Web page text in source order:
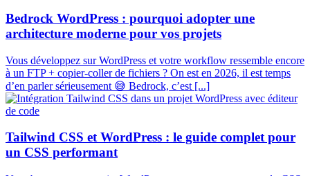
Bedrock WordPress : pourquoi adopter une
architecture moderne pour vos projets
Vous développez sur WordPress et votre workflow ressemble encore
à un FTP + copier-coller de fichiers ? On est en 2026, il est temps
d’en parler sérieusement 😅 Bedrock, c’est [...]
Tailwind CSS et WordPress : le guide complet pour
un CSS performant